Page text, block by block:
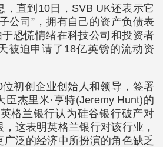
，直到10日，SVB UK还表示它
公司”，拥有自己的资产负债表
于恐慌情绪在科技公司和投资者
被迫申请了18亿英镑的流动资
初创企业创始人和领导，签署
臣杰里米·亨特(Jeremy Hunt)的
格兰银行认为硅谷银行破产对
这表明英格兰银行对该行业，
泛的经济中所扮演的角色缺乏